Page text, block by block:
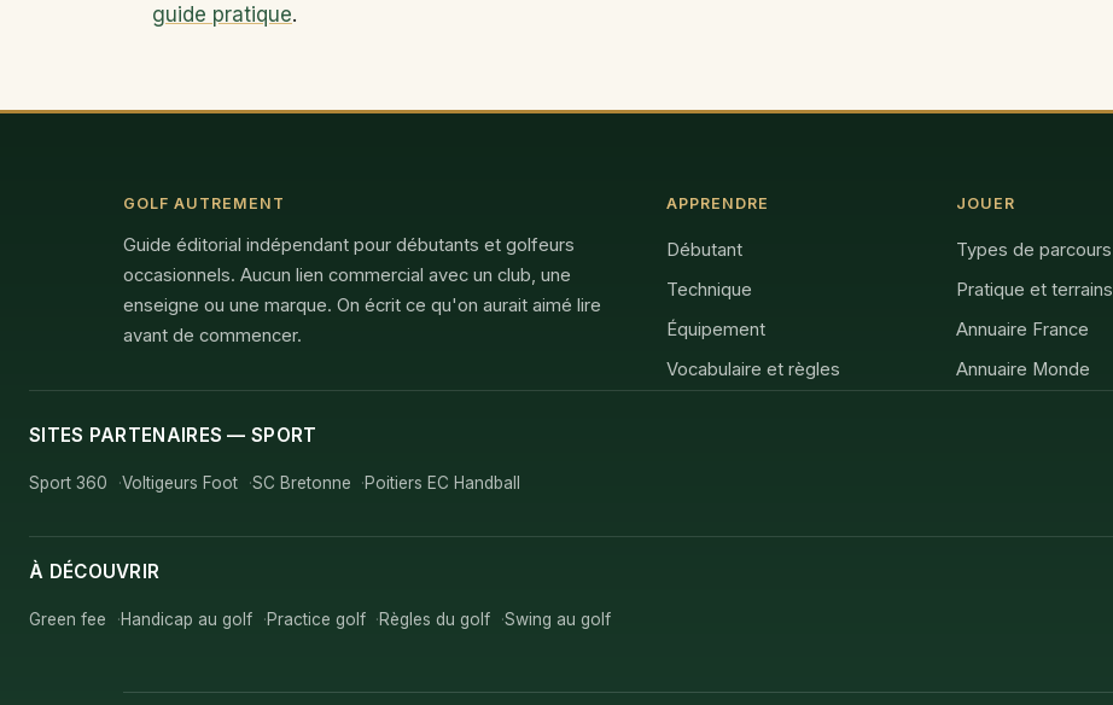
guide pratique.
GOLF AUTREMENT
Guide éditorial indépendant pour débutants et golfeurs
occasionnels. Aucun lien commercial avec un club, une
enseigne ou une marque. On écrit ce qu'on aurait aimé lire
avant de commencer.
APPRENDRE
Débutant
Technique
Équipement
Vocabulaire et règles
JOUER
Types de parcours
Pratique et terrains
Annuaire France
Annuaire Monde
SITES PARTENAIRES — SPORT
Sport 360 Voltigeurs Foot SC Bretonne Poitiers EC Handball
À DÉCOUVRIR
Green fee Handicap au golf Practice golf Règles du golf Swing au golf